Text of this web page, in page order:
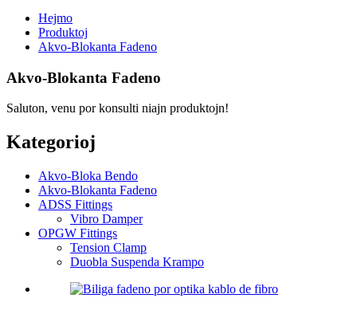
Hejmo
Produktoj
Akvo-Blokanta Fadeno
Akvo-Blokanta Fadeno
Saluton, venu por konsulti niajn produktojn!
Kategorioj
Akvo-Bloka Bendo
Akvo-Blokanta Fadeno
ADSS Fittings
Vibro Damper
OPGW Fittings
Tension Clamp
Duobla Suspenda Krampo